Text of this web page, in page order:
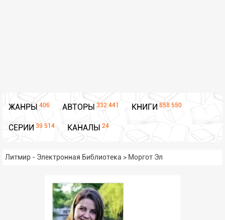
ЖАНРЫ 406 АВТОРЫ 332 441 КНИГИ 858 550
СЕРИИ 39 514 КАНАЛЫ 24
Литмир - Электронная Библиотека > Моргот Эл